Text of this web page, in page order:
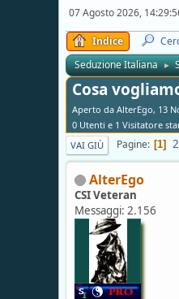
07 Agosto 2026,
Indice
Seduzione Italiana ►
Cosa
Aperto da AlterEgo, 13
0 Utenti e 1 Visitatore
VAI GIÙ Pagine 1 2
AlterEgo
CSI Veteran
Messaggi: 2.156